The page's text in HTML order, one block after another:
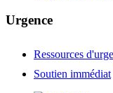
Urgence
Ressources
Soutien immédiat